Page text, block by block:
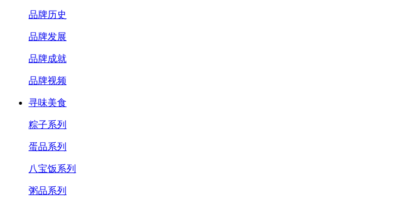
品牌历史
品牌发展
品牌成就
品牌视频
寻味美食
粽子系列
蛋品系列
八宝饭系列
粥品系列